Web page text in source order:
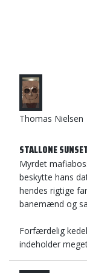
Thomas Nielsen
STALLONE
Myrdet
beskytte hans
hendes rigtige
banemænd og
Forfærdelig
indeholder